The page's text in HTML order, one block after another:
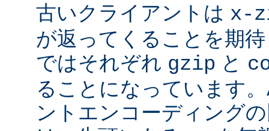
古いクライアントは x-
が返ってくることを期
ではそれぞれ gzip と
ることになっています
ントエンコーディング